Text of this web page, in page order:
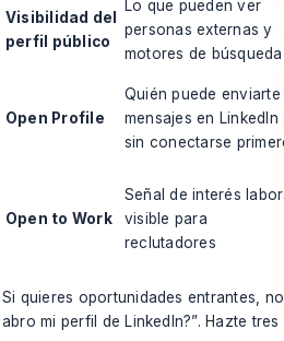
Visibilidad del
perfil público
Lo que pueden ver
personas externas y
motores de búsqueda
Open Profile
Quién puede enviarte
mensajes en LinkedIn
sin conectarse
Open to Work
Señal de interés
visible para
reclutadores
Si quieres oportunidades entrantes,
abro mi perfil de LinkedIn?”. Hazte